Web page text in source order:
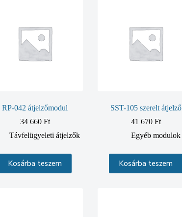
RP-042 átjelzőmodul
34 660 Ft
Távfelügyeleti átjelzők
Kosárba teszem
SST-105 szerelt átjelző
41 670 Ft
Egyéb modulok
Kosárba teszem